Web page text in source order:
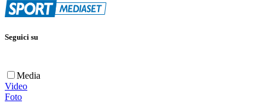
Seguici su
Media
Video
Foto